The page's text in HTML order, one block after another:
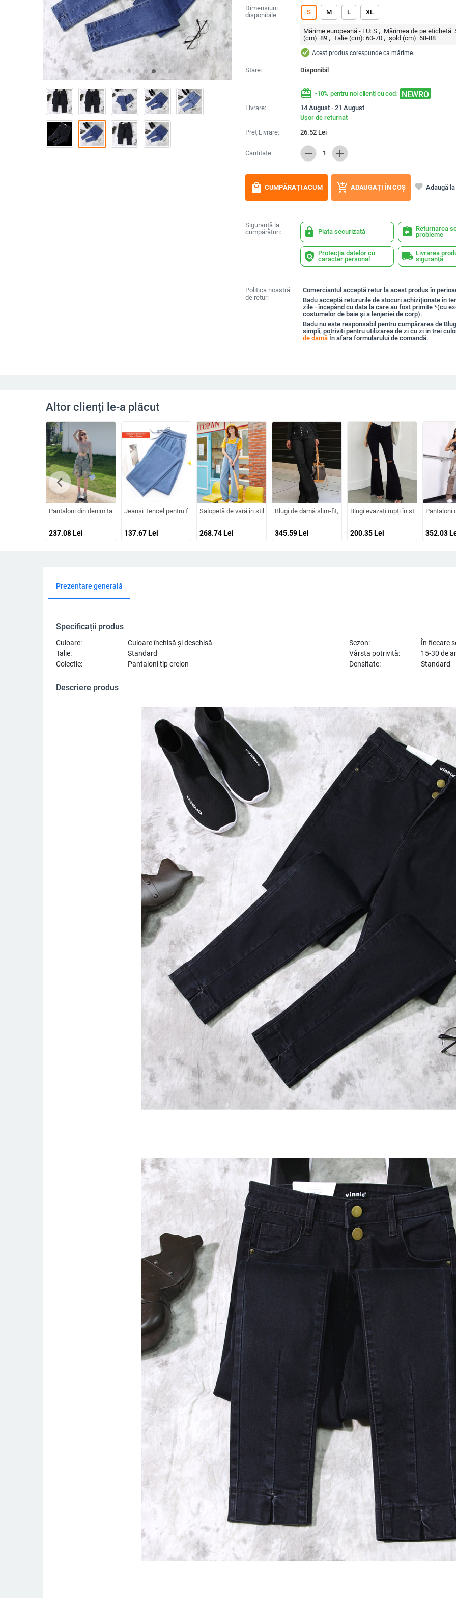
Dimensiuni
disponibile:
S M L XL
Mărime europeană - EU: S Mărimea de pe etichetă:
(cm): 89 Talie (cm): 60-70 șold (cm): 68-88
check_circle Acest produs corespunde ca mărime.
Stare: Disponibil
redeem -10% pentru noi clienți cu cod: NEWRO
Livrare:
14 August - 21 August
Ușor de returnat
Preț Livrare:
26.52Lei
Cantitate: remove 1 add
local_mall CUMPĂRAȚI ACUM add_shopping_cart ADAUGAȚI ÎN COȘ favorite Adaugă
Siguranță la
cumpărături:
lock Plata securizată assignment_return Returnarea
probleme
policy Protecția datelor cu
caracter personal
local_shipping Livrarea
siguranță
Politica noastră
de retur:
Comerciantul acceptă retur la acest produs în
Badu acceptă retururile de stocuri achiziționate în
zile - începând cu data la care au fost primite *(cu
costumelor de baie și a lenjeriei de corp).
Badu nu este responsabil pentru cumpărarea de
simpli, potriviti pentru utilizarea de zi cu zi in trei
de damăÎn afara formularului de comandă.
Altor clienți le-a plăcut
Pantaloni din denim talie înaltă, croială largă, lungime medie, spălare uzată
237.08Lei
Jeanși Tencel pentru femei, vară ușoară, talie înaltă, croială largă, croială drapată, model 2026, plus size, petite
137.67Lei
Salopetă de vară în stil coreean, stil coreean, cu talie înaltă, cu picior larg, pentru femei,
268.74Lei
Blugi de damă slim-fit, stil american, cu cusături retro, stil
345.59Lei
Blugi evazați rupți în stil american
200.35Lei
Pantaloni
352.03
chevron_left
Prezentare generală
Specificații produs
Culoare: Culoare închisă și deschisă Sezon:
În fiecare
Talie:
Standard Vârsta potrivită:
15-30 de
Colectie:
Pantaloni tip creion Densitate: Standard
Descriere produs